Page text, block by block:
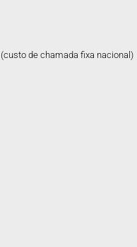
(custo de chamada fixa nacional)